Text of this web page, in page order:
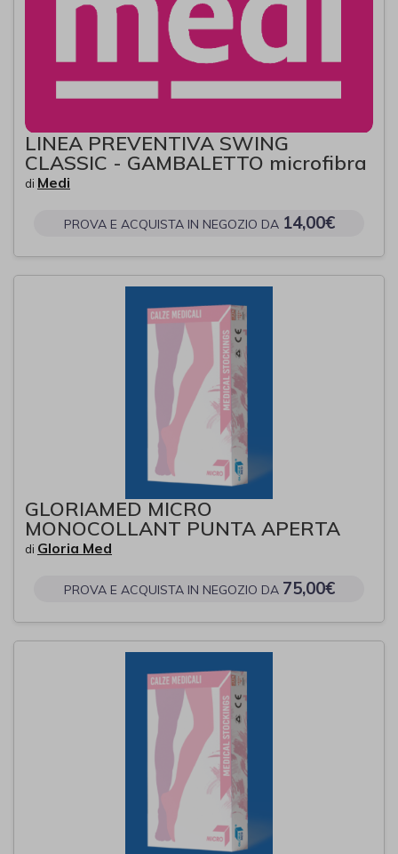
LINEA PREVENTIVA SWING
CLASSIC - GAMBALETTO microfibra
di Medi
PROVA E ACQUISTA IN NEGOZIO DA 14,00€
GLORIAMED MICRO
MONOCOLLANT PUNTA APERTA
di Gloria Med
PROVA E ACQUISTA IN NEGOZIO DA 75,00€